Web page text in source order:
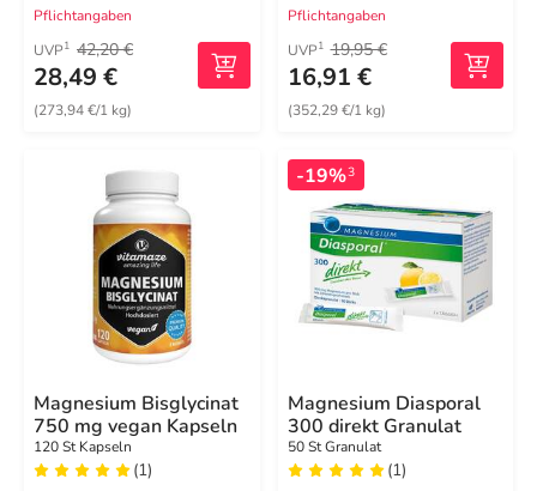
Pflichtangaben
UVP1 42,20 €
28,49 €
(273,94 €/1 kg)
Pflichtangaben
UVP1 19,95 €
16,91 €
(352,29 €/1 kg)
Magnesium Bisglycinat
750 mg vegan Kapseln
120 St Kapseln
(1)
-19%3
Magnesium Diasporal
300 direkt Granulat
50 St Granulat
(1)